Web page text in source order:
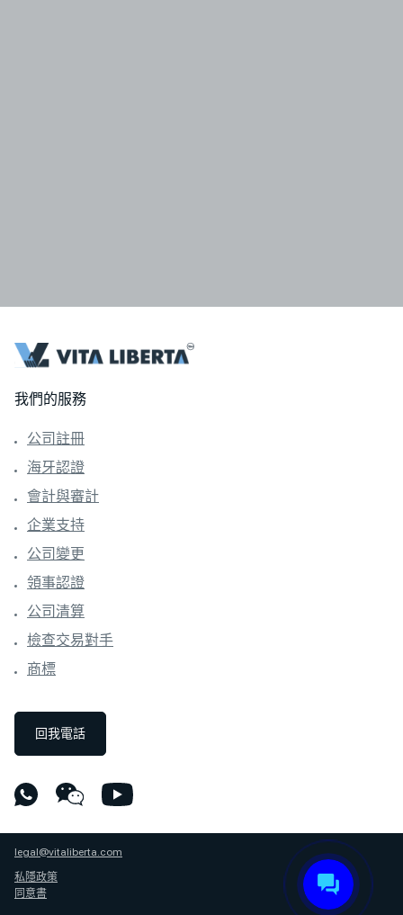
我們的服務
公司註冊
海牙認證
會計與審計
企業支持
公司變更
領事認證
公司清算
檢查交易對手
商標
回我電話
legal@vitaliberta.com
私隱政策
同意書